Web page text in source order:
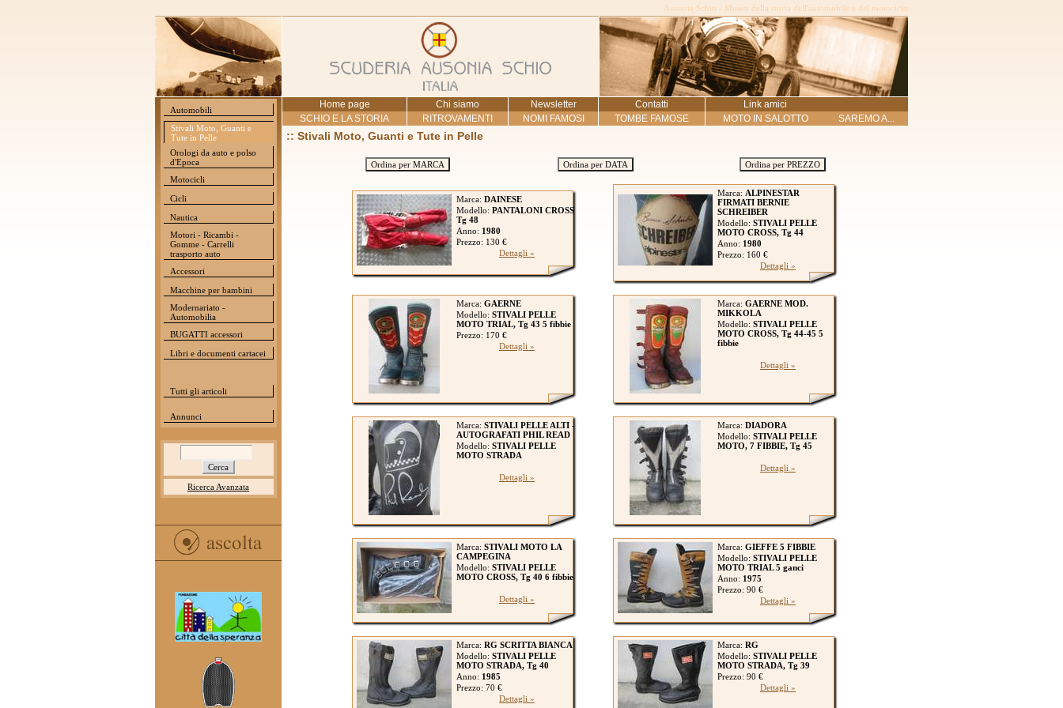
Ausonia Schio - Museo della storia dell'automobile e del motociclo
Automobili
Stivali Moto, Guanti e
Tute in Pelle
Orologi da auto e polso
d'Epoca
Motocicli
Cicli
Nautica
Motori - Ricambi -
Gomme - Carrelli
trasporto auto
Accessori
Macchine per bambini
Modernariato -
Automobilia
BUGATTI accessori
Libri e documenti cartacei
Tutti gli articoli
Annunci
Ricerca Avanzata
Home page Chi siamo Newsletter Contatti
Link amici
SCHIO E LA STORIA
RITROVAMENTI NOMI FAMOSI TOMBE FAMOSE MOTO IN SALOTTO SAREMO A...
:: Stivali Moto, Guanti e Tute in Pelle
Ordina per MARCA Ordina per DATA Ordina per PREZZO
Marca: DAINESE
Modello: PANTALONI CROSS
Tg 48
Anno: 1980
Prezzo: 130 €
Dettagli »
Marca: ALPINESTAR
FIRMATI BERNIE
SCHREIBER
Modello: STIVALI PELLE
MOTO CROSS, Tg 44
Anno: 1980
Prezzo: 160 €
Dettagli »
Marca: GAERNE
Modello: STIVALI PELLE
MOTO TRIAL, Tg 43 5 fibbie
Prezzo: 170 €
Dettagli »
Marca: GAERNE MOD.
MIKKOLA
Modello: STIVALI PELLE
MOTO CROSS, Tg 44-45 5
fibbie
Dettagli »
Marca: STIVALI PELLE ALTI -
AUTOGRAFATI PHIL READ
Modello: STIVALI PELLE
MOTO STRADA
Dettagli »
Marca: DIADORA
Modello: STIVALI PELLE
MOTO, 7 FIBBIE, Tg 45
Dettagli »
Marca: STIVALI MOTO LA
CAMPEGINA
Modello: STIVALI PELLE
MOTO CROSS, Tg 40 6 fibbie
Dettagli »
Marca: GIEFFE 5 FIBBIE
Modello: STIVALI PELLE
MOTO TRIAL 5 ganci
Anno: 1975
Prezzo: 90 €
Dettagli »
Marca: RG SCRITTA BIANCA
Modello: STIVALI PELLE
MOTO STRADA, Tg 40
Anno: 1985
Prezzo: 70 €
Dettagli »
Marca: RG
Modello: STIVALI PELLE
MOTO STRADA, Tg 39
Prezzo: 90 €
Dettagli »